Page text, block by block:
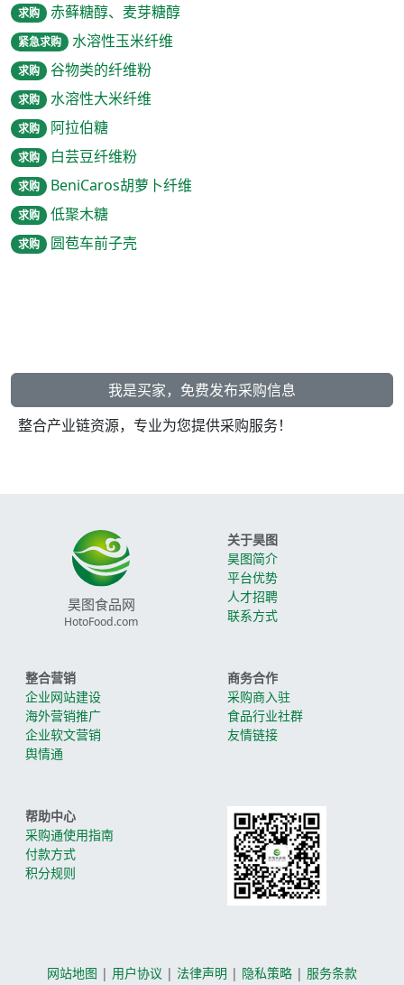
求购 赤藓糖醇、麦芽糖醇
紧急求购 水溶性玉米纤维
求购 谷物类的纤维粉
求购 水溶性大米纤维
求购 阿拉伯糖
求购 白芸豆纤维粉
求购 BeniCaros胡萝卜纤维
求购 低聚木糖
求购 圆苞车前子壳
我是买家，免费发布采购信息
整合产业链资源，专业为您提供采购服务！
昊图食品网
HotoFood.com
关于昊图
昊图简介
平台优势
人才招聘
联系方式
整合营销
企业网站建设
海外营销推广
企业软文营销
舆情通
商务合作
采购商入驻
食品行业社群
友情链接
帮助中心
采购通使用指南
付款方式
积分规则
网站地图 | 用户协议 | 法律声明 | 隐私策略 | 服务条款